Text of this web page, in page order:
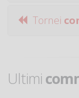
Tornei
Ultimi